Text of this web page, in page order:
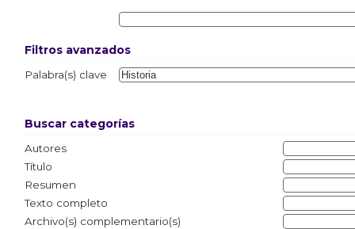
Filtros avanzados
Palabra(s) clave
Buscar categorías
Autores
Título
Resumen
Texto completo
Archivo(s) complementario(s)